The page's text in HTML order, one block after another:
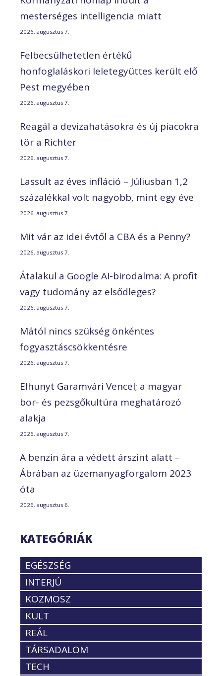
mesterséges intelligencia miatt
2026. augusztus 7.
Felbecsülhetetlen értékű
honfoglaláskori leletegyüttes került elő
Pest megyében
2026. augusztus 7.
Reagál a devizahatásokra és új piacokra
tör a Richter
2026. augusztus 7.
Lassult az éves infláció – Júliusban 1,2
százalékkal volt nagyobb, mint egy éve
2026. augusztus 7.
Mit vár az idei évtől a CBA és a Penny?
2026. augusztus 7.
Átalakul a Google AI-birodalma: A profit
vagy tudomány az elsődleges?
2026. augusztus 7.
Mától nincs szükség önkéntes
fogyasztáscsökkentésre
2026. augusztus 7.
Elhunyt Garamvári Vencel; a magyar
bor- és pezsgőkultúra meghatározó
alakja
2026. augusztus 7.
A benzin ára a védett árszint alatt –
Ábrában az üzemanyagforgalom 2023
óta
2026. augusztus 6.
KATEGÓRIÁK
EGÉSZSÉG
INTERJÚ
KOZMOSZ
KULT
REÁL
TÁRSADALOM
TECH